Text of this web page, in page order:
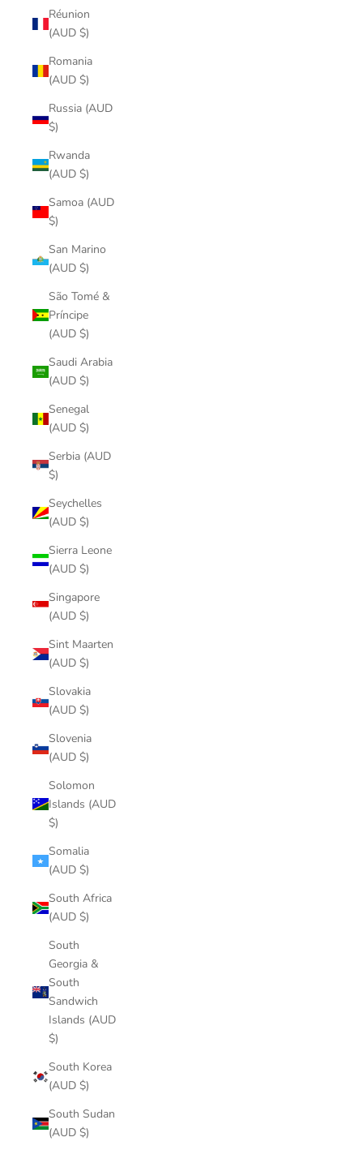
Réunion
(AUD $)
Romania
(AUD $)
Russia (AUD
$)
Rwanda
(AUD $)
Samoa (AUD
$)
San Marino
(AUD $)
São Tomé &
Príncipe
(AUD $)
Saudi Arabia
(AUD $)
Senegal
(AUD $)
Serbia (AUD
$)
Seychelles
(AUD $)
Sierra Leone
(AUD $)
Singapore
(AUD $)
Sint Maarten
(AUD $)
Slovakia
(AUD $)
Slovenia
(AUD $)
Solomon
Islands (AUD
$)
Somalia
(AUD $)
South Africa
(AUD $)
South
Georgia &
South
Sandwich
Islands (AUD
$)
South Korea
(AUD $)
South Sudan
(AUD $)